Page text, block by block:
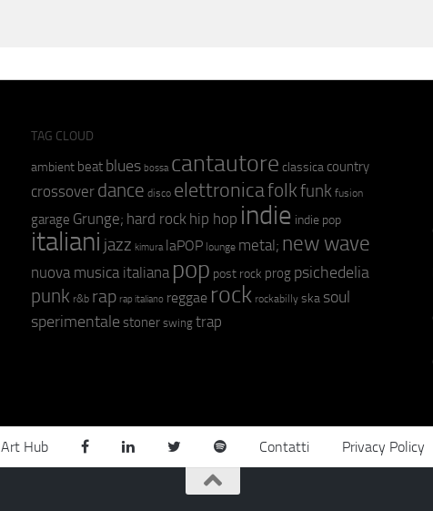
TAG CLOUD
ambient beat blues bossa cantautore classica country
crossover dance disco elettronicafolkfunk fusion
garage Grunge; hard rock hip hop indie indie pop
italiani jazz kimura laPOP lounge metal; new wave
nuova musica italiana pop post rock prog psichedelia
punk r&b rap rap italiano reggae rock rockabilly ska soul
sperimentale stoner swing trap
Art Hub Contatti Privacy Policy